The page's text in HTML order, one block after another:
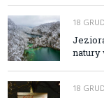
18
natury
18